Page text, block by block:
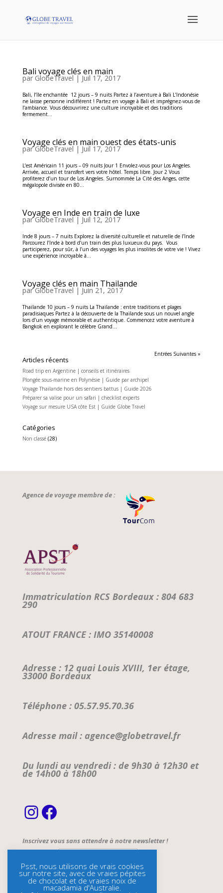
Bali voyage clés en main
par GlobeTravel | Juil 17, 2017
Bali, l’île enchantée 12 jours – 9 nuits Partez à l’aventure à Bali L’Indonésie
ne laisse personne indifférent ! Partez en voyage à Bali et imprégnez-vous de
l’ambiance. Vous découvrirez une culture incroyable et des traditions
fermement...
Voyage clés en main ouest des états-unis
parGlobeTravel | Juil 17, 2017
L’est Américain 11 jours – 09 nuits Jour 1 Envolez-vous pour Los Angeles.
Arrivée, accueil et transfert vers votre hôtel. Temps libre. Jour 2 Vous
profiterez d’un tour de Los Angeles. Surnommée La Cité des Anges, cette
mégalopole divisée en 80...
Voyage en Inde en train de luxe
parGlobeTravel | Juil 12, 2017
Inde 8 jours – 7 nuits Explorez la diversité culturelle et naturelle de l’Inde
Parcourez l’Inde à bord d’un train des plus luxueux du pays. Vous
participerez, pour sûr, à l’un des voyages les plus insolites de votre vie ! Vivez
une expérience incroyable à...
Voyage clés en main Thailande
parGlobeTravel | Juin 21, 2017
Thaïlande 10 jours – 9 nuits La Thaïlande : entre traditions et plages
paradisiaques Partez à la découverte de la Thaïlande sous un nouvel angle
lors d’un voyage mémorable et authentique. Commencez votre aventure à
Bangkok en explorant le célèbre Grand...
Entrées Suivantes »
Articles récents
Road trip en Argentine | conseils et itinéraires
Plongée sous-marine en Polynésie | Guide par archipel
Voyage Thaïlande hors des sentiers battus | Guide 2026
Préparer sa valise pour un safari | checklist experts
Voyage sur mesure USA côte Est | Guide Globe Travel
Catégories
Non classé(28)
Agence de voyage membre de :
Immatriculation RCS Bordeaux : 804 683
290
ATOUT FRANCE : IMO 35140008
Adresse : 12 quai Louis XVIII, 1er étage,
33000 Bordeaux
Téléphone : 05.57.95.70.36
Adresse mail : agence@globetravel.fr
Du lundi au vendredi : de 9h30 à 12h30 et
de 14h00 à 18h00
Instagram
Facebook
Inscrivez vous sans attendre à notre newsletter !
Name
Psst, nous utilisons de vrais cookies
sur notre site, avec de vraies pépites
de chocolat et de vraies noix de
macadamia d'Australie.